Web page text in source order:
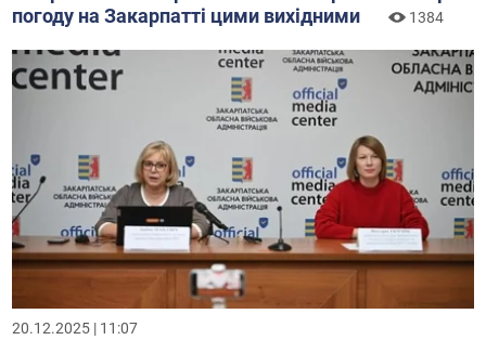
погоду на Закарпатті цими вихідними
1384
20.12.2025 | 11:07